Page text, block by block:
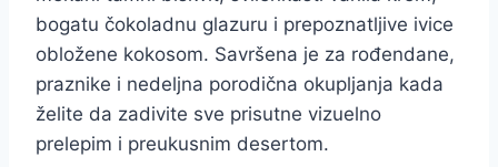
bogatu čokoladnu glazuru i prepoznatljive ivice
obložene kokosom. Savršena je za rođendane,
praznike i nedeljna porodična okupljanja kada
želite da zadivite sve prisutne vizuelno
prelepim i preukusnim desertom.